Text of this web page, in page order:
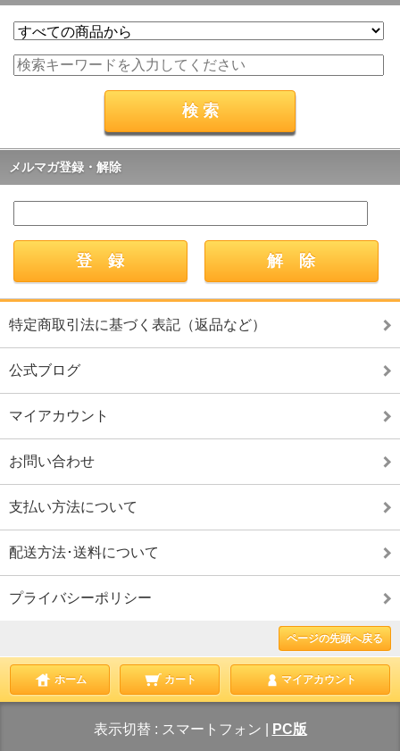
メルマガ登録・解除
特定商取引法に基づく表記（返品など）
公式ブログ
マイアカウント
お問い合わせ
支払い方法について
配送方法･送料について
プライバシーポリシー
ページの先頭へ戻る
ホーム カート マイアカウント
表示切替 : スマートフォン PC版